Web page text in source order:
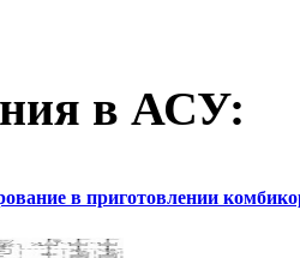
в АСУ:
в приготовлении